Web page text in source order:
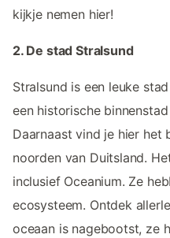
kijkje nemen hier!
2. De stad Stralsund
Stralsund is een leuke
een historische
Daarnaast vind je hier het
noorden van Duitsland.
inclusief Oceanium. Ze
ecosysteem. Ontdek
oceaan is nagebootst, ze